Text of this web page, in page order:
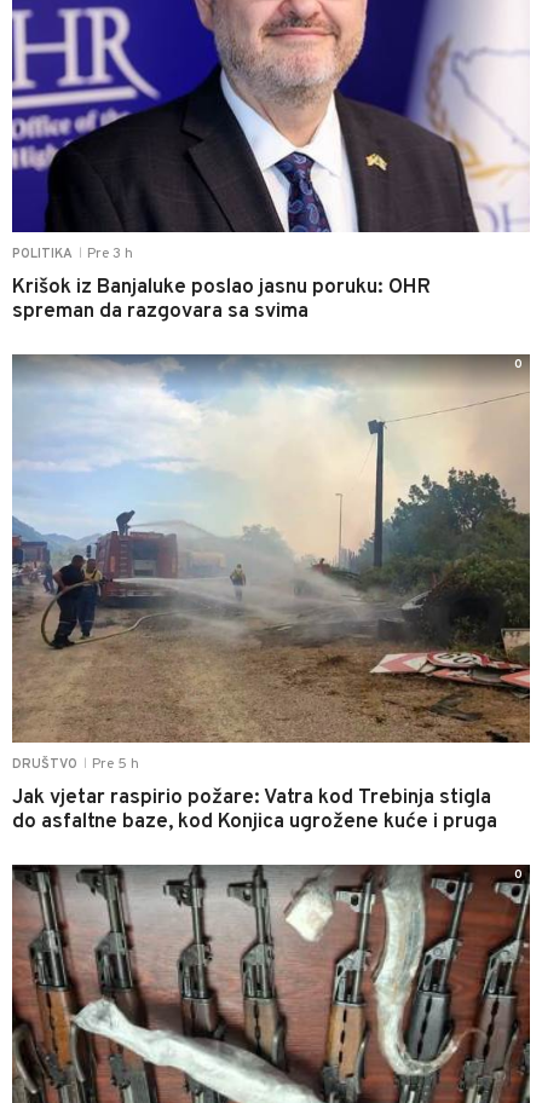
POLITIKA Pre 3 h
Krišok iz Banjaluke poslao jasnu poruku: OHR
spreman da razgovara sa svima
DRUŠTVO Pre 5 h
Jak vjetar raspirio požare: Vatra kod Trebinja stigla
do asfaltne baze, kod Konjica ugrožene kuće i pruga
0
0